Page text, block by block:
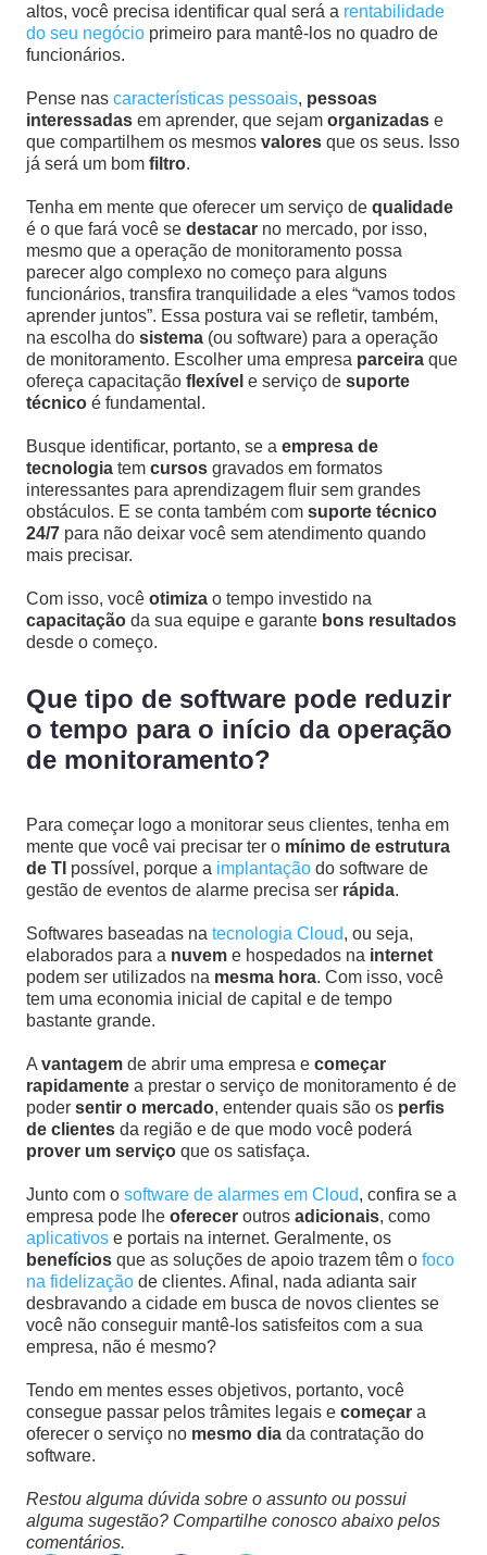
altos, você precisa identificar qual será a rentabilidade
do seu negócio primeiro para mantê-los no quadro de
funcionários.
Pense nas características pessoais, pessoas
interessadas em aprender, que sejam organizadas e
que compartilhem os mesmos valores que os seus. Isso
já será um bom filtro.
Tenha em mente que oferecer um serviço de qualidade
é o que fará você se destacar no mercado, por isso,
mesmo que a operação de monitoramento possa
parecer algo complexo no começo para alguns
funcionários, transfira tranquilidade a eles “vamos todos
aprender juntos”. Essa postura vai se refletir, também,
na escolha do sistema (ou software) para a operação
de monitoramento. Escolher uma empresa parceira que
ofereça capacitação flexível e serviço de suporte
técnico é fundamental.
Busque identificar, portanto, se a empresa de
tecnologia tem cursos gravados em formatos
interessantes para aprendizagem fluir sem grandes
obstáculos. E se conta também com suporte técnico
24/7 para não deixar você sem atendimento quando
mais precisar.
Com isso, você otimiza o tempo investido na
capacitação da sua equipe e garante bons resultados
desde o começo.
Que tipo de software pode reduzir
o tempo para o início da operação
de monitoramento?
Para começar logo a monitorar seus clientes, tenha em
mente que você vai precisar ter o mínimo de estrutura
de TI possível, porque a implantação do software de
gestão de eventos de alarme precisa ser rápida.
Softwares baseadas na tecnologia Cloud, ou seja,
elaborados para a nuvem e hospedados na internet
podem ser utilizados na mesma hora. Com isso, você
tem uma economia inicial de capital e de tempo
bastante grande.
A vantagem de abrir uma empresa e começar
rapidamente a prestar o serviço de monitoramento é de
poder sentir o mercado, entender quais são os perfis
de clientes da região e de que modo você poderá
prover um serviço que os satisfaça.
Junto com o software de alarmes em Cloud, confira se a
empresa pode lhe oferecer outros adicionais, como
aplicativos e portais na internet. Geralmente, os
benefícios que as soluções de apoio trazem têm o foco
na fidelização de clientes. Afinal, nada adianta sair
desbravando a cidade em busca de novos clientes se
você não conseguir mantê-los satisfeitos com a sua
empresa, não é mesmo?
Tendo em mentes esses objetivos, portanto, você
consegue passar pelos trâmites legais e começar a
oferecer o serviço no mesmo dia da contratação do
software.
Restou alguma dúvida sobre o assunto ou possui
alguma sugestão? Compartilhe conosco abaixo pelos
comentários.